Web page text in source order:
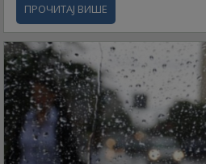
ПРОЧИТАЈ ВИШЕ